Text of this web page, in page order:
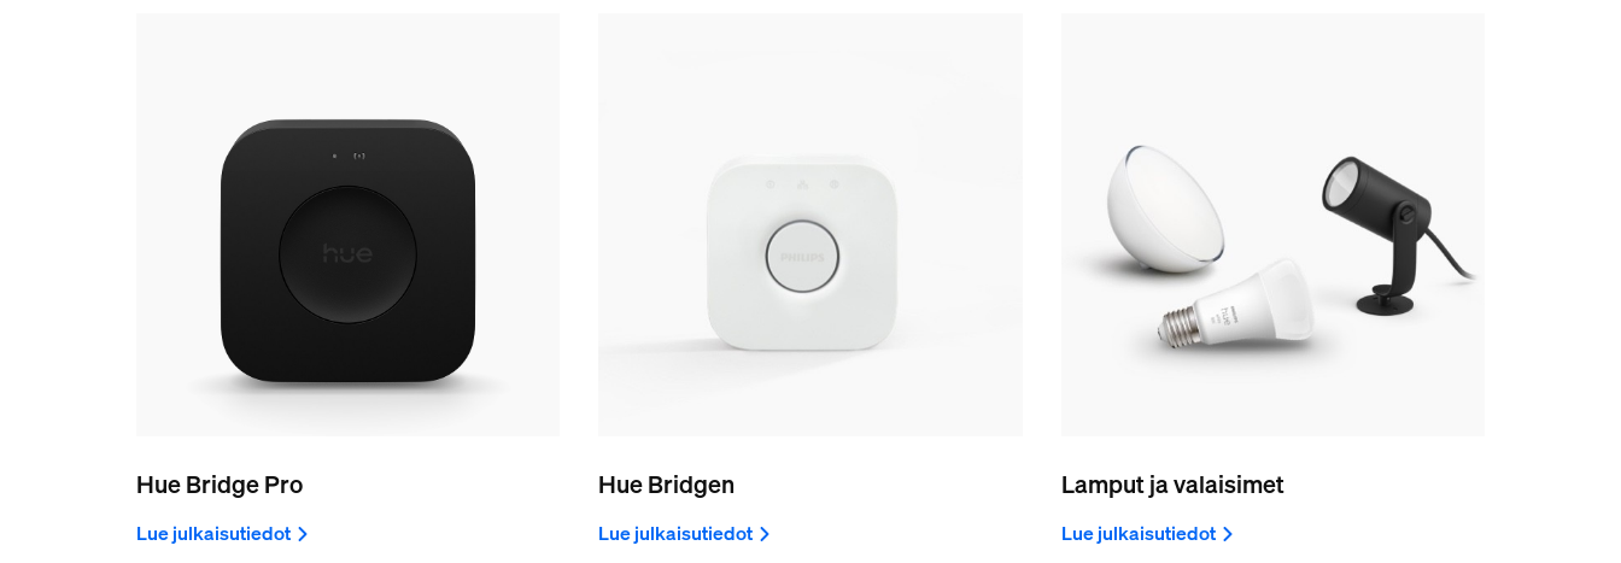
Hue Bridge Pro
Lue julkaisutiedot
Hue Bridgen
Lue julkaisutiedot
Lamput ja valaisimet
Lue julkaisutiedot